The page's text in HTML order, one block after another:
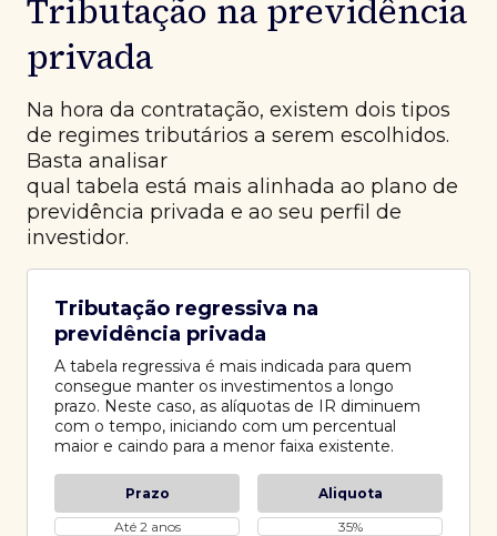
Tributação na previdência
privada
Na hora da contratação, existem dois tipos
de regimes tributários a serem escolhidos.
Basta analisar
qual tabela está mais alinhada ao plano de
previdência privada e ao seu perfil de
investidor.
Tributação regressiva na
previdência privada
A tabela regressiva é mais indicada para quem
consegue manter os investimentos a longo
prazo. Neste caso, as alíquotas de IR diminuem
com o tempo, iniciando com um percentual
maior e caindo para a menor faixa existente.
Prazo
Aliquota
Até 2 anos
35%